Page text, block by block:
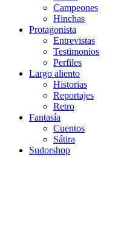
Campeones
Hinchas
Protagonista
Entrevistas
Testimonios
Perfiles
Largo aliento
Historias
Reportajes
Retro
Fantasía
Cuentos
Sátira
Sudorshop